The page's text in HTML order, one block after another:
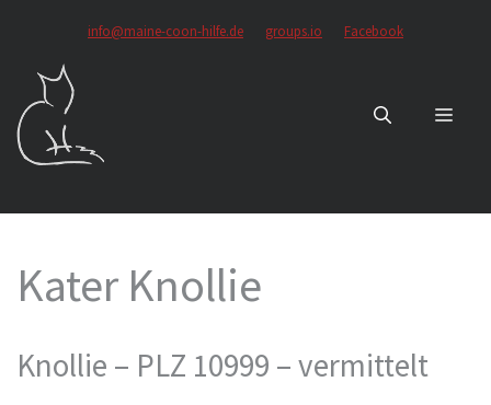
springen
info@maine-coon-hilfe.de groups.io Facebook
Kater Knollie
Knollie – PLZ 10999 – vermittelt